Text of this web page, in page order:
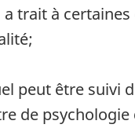
trait à
peut être suivi
de